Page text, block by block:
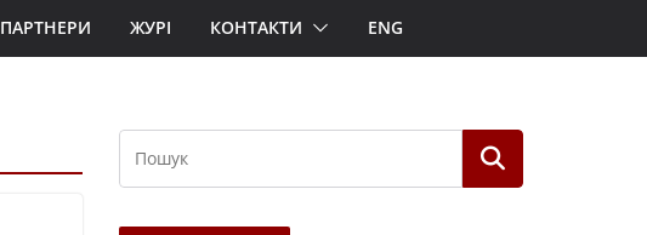
ПАРТНЕРИ ЖУРІ КОНТАКТИ ENG